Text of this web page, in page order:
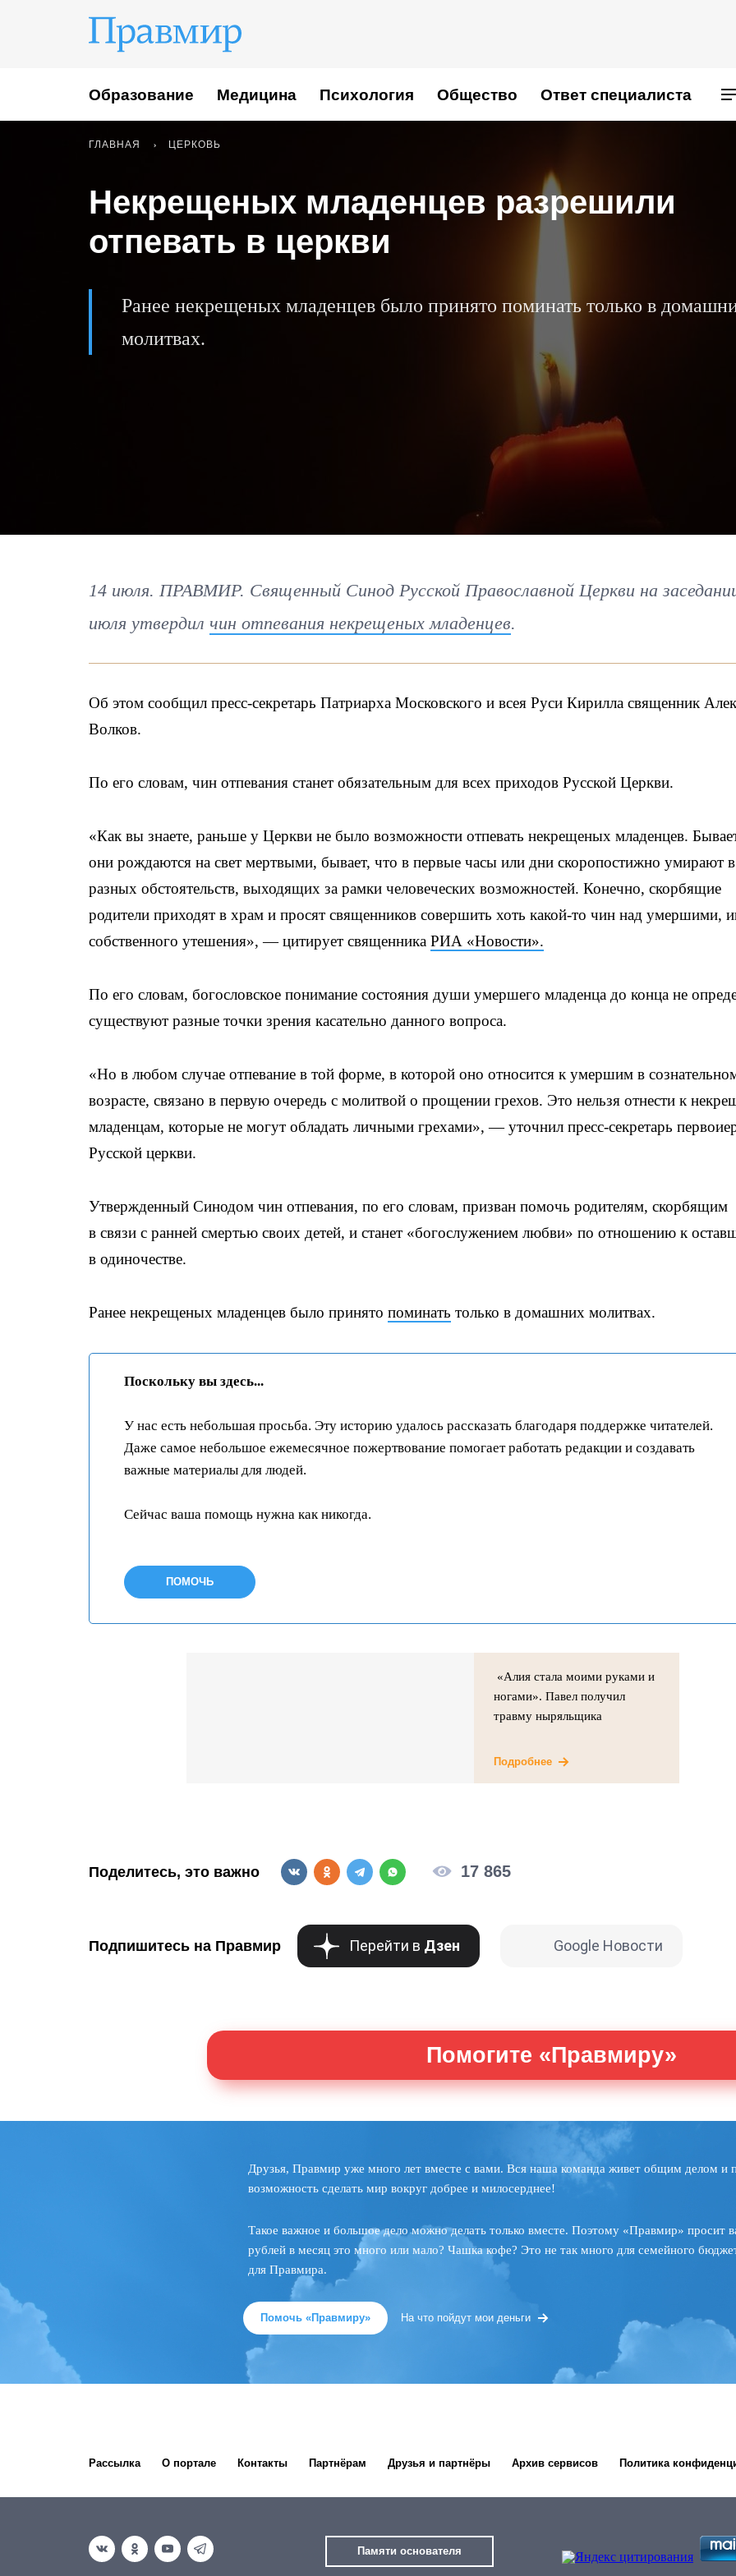
Образование Медицина Психология Общество Ответ специалиста
ГЛАВНАЯ ЦЕРКОВЬ
Некрещеных младенцев разрешили
отпевать в церкви
Ранее некрещеных младенцев было принято поминать только в
молитвах.
14 июля. ПРАВМИР. Священный Синод Русской Православной Церкви на
июля утвердил чин отпевания некрещеных младенцев.
Об этом сообщил пресс-секретарь Патриарха Московского и всея Руси Кирилла священник
Волков.
По его словам, чин отпевания станет обязательным для всех приходов Русской Церкви.
«Как вы знаете, раньше у Церкви не было возможности отпевать некрещеных младенцев.
они рождаются на свет мертвыми, бывает, что в первые часы или дни скоропостижно умирают
разных обстоятельств, выходящих за рамки человеческих возможностей. Конечно, скорбящие
родители приходят в храм и просят священников совершить хоть какой-то чин над умершими,
собственного утешения», — цитирует священника РИА «Новости».
По его словам, богословское понимание состояния души умершего младенца до конца не
существуют разные точки зрения касательно данного вопроса.
«Но в любом случае отпевание в той форме, в которой оно относится к умершим в
возрасте, связано в первую очередь с молитвой о прощении грехов. Это нельзя отнести к
младенцам, которые не могут обладать личными грехами», — уточнил пресс-секретарь
Русской церкви.
Утвержденный Синодом чин отпевания, по его словам, призван помочь родителям, скорбящим
в связи с ранней смертью своих детей, и станет «богослужением любви» по отношению к
в одиночестве.
Ранее некрещеных младенцев было принято поминать только в домашних молитвах.
Поскольку вы здесь...
У нас есть небольшая просьба. Эту историю удалось рассказать благодаря поддержке читателей.
Даже самое небольшое ежемесячное пожертвование помогает работать редакции и создавать
важные материалы для людей.
Сейчас ваша помощь нужна как никогда.
ПОМОЧЬ
«Алия стала моими руками и
ногами». Павел получил
травму ныряльщика
Подробнее
Поделитесь, это важно 17 865
Подпишитесь на Правмир Перейти в Дзен Google Новости
Помогите «Правмиру»
Друзья, Правмир уже много лет вместе с вами. Вся наша команда живет общим делом и
возможность сделать мир вокруг добрее и милосерднее!
Такое важное и большое дело можно делать только вместе. Поэтому «Правмир» просит
рублей в месяц это много или мало? Чашка кофе? Это не так много для семейного
для Правмира.
Помочь «Правмиру» На что пойдут мои деньги
Рассылка О портале Контакты Партнёрам Друзья и партнёры Архив сервисов Политика
Памяти основателя